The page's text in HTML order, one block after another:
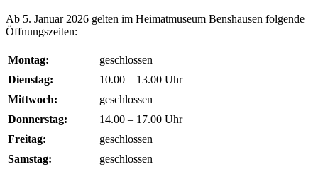
Ab 5. Januar 2026 gelten im Heimatmuseum Benshausen folgende
Öffnungszeiten:
Montag:
geschlossen
Dienstag:
10.00 – 13.00 Uhr
Mittwoch:
geschlossen
Donnerstag:
14.00 – 17.00 Uhr
Freitag:
geschlossen
Samstag:
geschlossen